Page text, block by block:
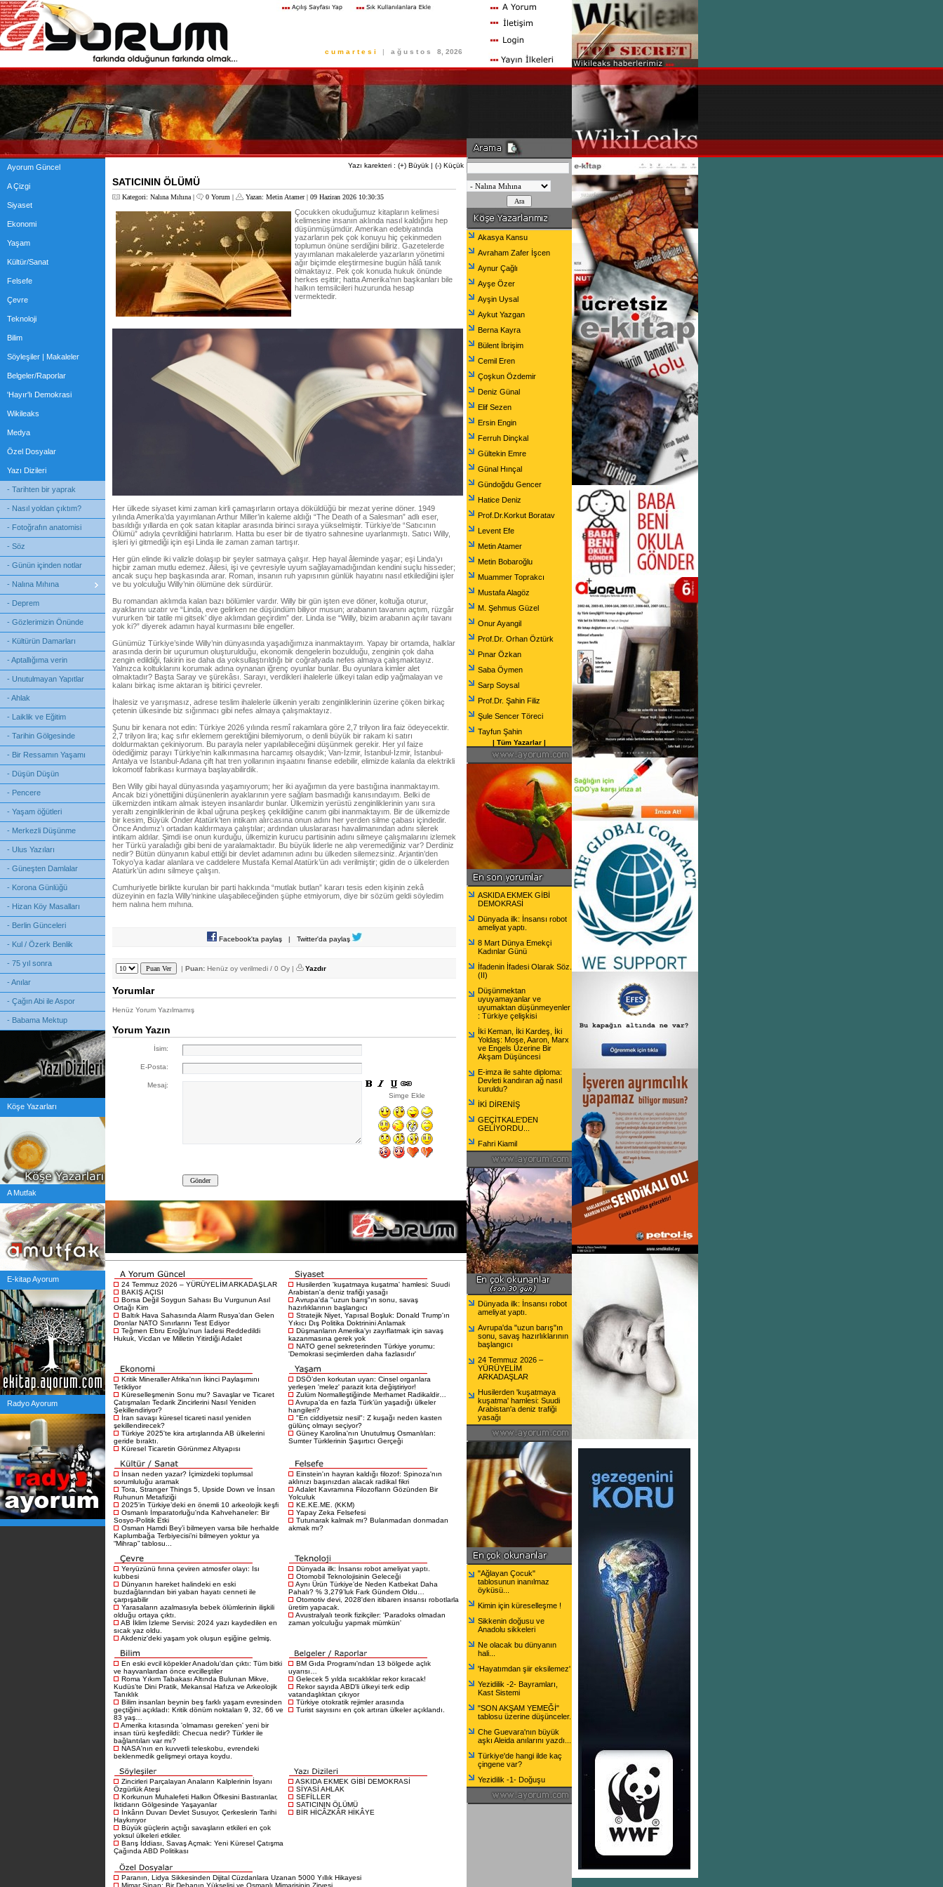
c u m a r t e s i | a ğ u s t o s 8, 2026
Ayorum Güncel
A Çizgi
Siyaset
Ekonomi
Yaşam
Kültür/Sanat
Felsefe
Çevre
Teknoloji
Bilim
Söyleşiler | Makaleler
Belgeler/Raporlar
'Hayır'lı Demokrasi
Wikileaks
Medya
Özel Dosyalar
Yazı Dizileri
- Tarihten bir yaprak
- Nasıl yoldan çıktım?
- Fotoğrafın anatomisi
- Söz
- Günün içinden notlar
- Nalına Mıhına
- Deprem
- Gözlerimizin Önünde
- Kültürün Damarları
- Aptallığıma verin
- Unutulmayan Yapıtlar
- Ahlak
- Laiklik ve Eğitim
- Tarihin Gölgesinde
- Bir Ressamın Yaşamı
- Düşün Düşün
- Pencere
- Yaşam öğütleri
- Merkezli Düşünme
- Ulus Yazıları
- Güneşten Damlalar
- Korona Günlüğü
- Hizan Köy Masalları
- Berlin Günceleri
- Kul / Özerk Benlik
- 75 yıl sonra
- Anılar
- Çağın Abi ile Aspor
- Babama Mektup
Köşe Yazarları
A Mutfak
E-kitap Ayorum
Radyo Ayorum
Yazı karekteri : (+) Büyük | (-) Küçük
SATICININ ÖLÜMÜ
Kategori: Nalına Mıhına | 0 Yorum | Yazan: Metin Atamer| 09 Haziran 2026 10:30:35
Çocukken okuduğumuz kitapların kelimesi
kelimesine insanın aklında nasıl kaldığını hep
düşünmüşümdür. Amerikan edebiyatında
yazarların pek çok konuyu hiç çekinmeden
toplumun önüne serdiğini biliriz. Gazetelerde
yayımlanan makalelerde yazarların yönetimi
ağır biçimde eleştirmesine bugün hâlâ tanık
olmaktayız. Pek çok konuda hukuk önünde
herkes eşittir; hatta Amerika’nın başkanları bile
halkın temsilcileri huzurunda hesap
vermektedir.
Her ülkede siyaset kimi zaman kirli çamaşırların ortaya döküldüğü bir mezat yerine döner. 1949
yılında Amerika’da yayımlanan Arthur Miller’in kaleme aldığı “The Death of a Salesman” adlı eser,
basıldığı yıllarda en çok satan kitaplar arasında birinci sıraya yükselmiştir. Türkiye’de “Satıcının
Ölümü” adıyla çevrildiğini hatırlarım. Hatta bu eser bir de tiyatro sahnesine uyarlanmıştı. Satıcı Willy,
işleri iyi gitmediği için eşi Linda ile zaman zaman tartışır.
Her gün elinde iki valizle dolaşıp bir şeyler satmaya çalışır. Hep hayal âleminde yaşar; eşi Linda’yı
hiçbir zaman mutlu edemez. Ailesi, işi ve çevresiyle uyum sağlayamadığından kendini suçlu hisseder;
ancak suçu hep başkasında arar. Roman, insanın ruh yapısının günlük hayatını nasıl etkilediğini işler
ve bu yolculuğu Willy’nin ölümüne dek sürdürür.
Bu romandan aklımda kalan bazı bölümler vardır. Willy bir gün işten eve döner, koltuğa oturur,
ayaklarını uzatır ve “Linda, eve gelirken ne düşündüm biliyor musun; arabanın tavanını açtım, rüzgâr
vururken ‘bir tatile mi gitsek’ diye aklımdan geçirdim” der. Linda ise “Willy, bizim arabanın açılır tavanı
yok ki?” diyerek adamın hayal kurmasını bile engeller.
Günümüz Türkiye’sinde Willy’nin dünyasında yaşadığımıza inanmaktayım. Yapay bir ortamda, halklar
arasında derin bir uçurumun oluşturulduğu, ekonomik dengelerin bozulduğu, zenginin çok daha
zengin edildiği, fakirin ise daha da yoksullaştırıldığı bir coğrafyada nefes almaya çalışmaktayız.
Yalnızca koltuklarını korumak adına oynanan iğrenç oyunlar bunlar. Bu oyunlara kimler alet
olmaktadır? Başta Saray ve şürekâsı. Sarayı, verdikleri ihalelerle ülkeyi talan edip yağmalayan ve
kalanı birkaç isme aktaran iş bitirici çevreler.
İhalesiz ve yarışmasız, adrese teslim ihalelerle ülkenin yeraltı zenginliklerinin üzerine çöken birkaç
çetenin ülkesinde biz sığınmacı gibi nefes almaya çalışmaktayız.
Şunu bir kenara not edin: Türkiye 2026 yılında resmî rakamlara göre 2,7 trilyon lira faiz ödeyecektir.
2,7 trilyon lira; kaç sıfır eklemem gerektiğini bilemiyorum, o denli büyük bir rakam ki satırı
doldurmaktan çekiniyorum. Bu parayla neler yapılabileceğini düşünmek gerekir. Her yıl faize
ödediğimiz parayı Türkiye’nin kalkınmasına harcamış olsaydık; Van-İzmir, İstanbul-İzmir, İstanbul-
Antalya ve İstanbul-Adana çift hat tren yollarının inşaatını finanse edebilir, elimizde kalanla da elektrikli
lokomotif fabrikası kurmaya başlayabilirdik.
Ben Willy gibi hayal dünyasında yaşamıyorum; her iki ayağımın da yere bastığına inanmaktayım.
Ancak bizi yönettiğini düşünenlerin ayaklarının yere sağlam basmadığı kanısındayım. Belki de
ülkemizden intikam almak isteyen insanlardır bunlar. Ülkemizin yerüstü zenginliklerinin yanı sıra
yeraltı zenginliklerinin de ikbal uğruna peşkeş çekildiğine canım gibi inanmaktayım. Bir de ülkemizde
bir kesim, Büyük Önder Atatürk’ten intikam alırcasına onun adını her yerden silme çabası içindedir.
Önce Andımız’ı ortadan kaldırmaya çalıştılar; ardından uluslararası havalimanından adını silerek
intikam aldılar. Şimdi ise onun kurduğu, ülkemizin kurucu partisinin adını silmeye çalışmalarını izlemek
her Türkü yaraladığı gibi beni de yaralamaktadır. Bu büyük liderle ne alıp veremediğiniz var? Derdiniz
nedir? Bütün dünyanın kabul ettiği bir devlet adamının adını bu ülkeden silemezsiniz. Arjantin’den
Tokyo’ya kadar alanlara ve caddelere Mustafa Kemal Atatürk’ün adı verilmiştir; gidin de o ülkelerden
Atatürk’ün adını silmeye çalışın.
Cumhuriyetle birlikte kurulan bir parti hakkında “mutlak butlan” kararı tesis eden kişinin zekâ
düzeyinin en fazla Willy’ninkine ulaşabileceğinden şüphe etmiyorum, diye bir sözüm geldi söyledim
hem nalına hem mıhına.
Facebook'ta paylaş | Twitter'da paylaş
| Puan: Henüz oy verilmedi / 0 Oy | Yazdır
Yorumlar
Henüz Yorum Yazılmamış
Yorum Yazın
İsim:
E-Posta:
Mesaj:
Simge Ekle
24 Temmuz 2026 – YÜRÜYELİM ARKADAŞLAR
BAKIŞ AÇISI
Borsa Değil Soygun Sahası Bu Vurgunun Asıl
Ortağı Kim
Baltık Hava Sahasında Alarm Rusya’dan Gelen
Dronlar NATO Sınırlarını Test Ediyor
Teğmen Ebru Eroğlu’nun İadesi Reddedildi
Hukuk, Vicdan ve Milletin Yitirdiği Adalet
Husilerden 'kuşatmaya kuşatma' hamlesi: Suudi
Arabistan'a deniz trafiği yasağı
Avrupa'da "uzun barış"ın sonu, savaş
hazırlıklarının başlangıcı
Stratejik Niyet, Yapısal Boşluk: Donald Trump'ın
Yıkıcı Dış Politika Doktrinini Anlamak
Düşmanların Amerika'yı zayıflatmak için savaş
kazanmasına gerek yok
NATO genel sekreterinden Türkiye yorumu:
'Demokrasi seçimlerden daha fazlasıdır'
Kritik Mineraller Afrika'nın İkinci Paylaşımını
Tetikliyor
Küreselleşmenin Sonu mu? Savaşlar ve Ticaret
Çatışmaları Tedarik Zincirlerini Nasıl Yeniden
Şekillendiriyor?
İran savaşı küresel ticareti nasıl yeniden
şekillendirecek?
Türkiye 2025'te kira artışlarında AB ülkelerini
geride bıraktı.
Küresel Ticaretin Görünmez Altyapısı
DSÖ’den korkutan uyarı: Cinsel organlara
yerleşen 'melez' parazit kıta değiştiriyor!
Zulüm Normalleştiğinde Merhamet Radikaldir…
Avrupa’da en fazla Türk’ün yaşadığı ülkeler
hangileri?
"En ciddiyetsiz nesil": Z kuşağı neden kasten
gülünç olmayı seçiyor?
Güney Karolina'nın Unutulmuş Osmanlıları:
Sumter Türklerinin Şaşırtıcı Gerçeği
İnsan neden yazar? İçimizdeki toplumsal
sorumluluğu aramak
Tora, Stranger Things 5, Upside Down ve İnsan
Ruhunun Metafiziği
2025'in Türkiye’deki en önemli 10 arkeolojik keşfi
Osmanlı İmparatorluğu'nda Kahvehaneler: Bir
Sosyo-Politik Etki
Osman Hamdi Bey’i bilmeyen varsa bile herhalde
Kaplumbağa Terbiyecisi’ni bilmeyen yoktur ya
“Mihrap” tablosu...
Einstein'ın hayran kaldığı filozof: Spinoza'nın
aklınızı başınızdan alacak radikal fikri
Adalet Kavramına Filozofların Gözünden Bir
Yolculuk
KE.KE.ME. (KKM)
Yapay Zeka Felsefesi
Tutunarak kalmak mı? Bulanmadan donmadan
akmak mı?
Yeryüzünü fırına çeviren atmosfer olayı: Isı
kubbesi
Dünyanın hareket halindeki en eski
buzdağlarından biri yaban hayatı cenneti ile
çarpışabilir
Yarasaların azalmasıyla bebek ölümlerinin ilişkili
olduğu ortaya çıktı.
AB İklim İzleme Servisi: 2024 yazı kaydedilen en
sıcak yaz oldu.
Akdeniz'deki yaşam yok oluşun eşiğine gelmiş.
Dünyada ilk: İnsansı robot ameliyat yaptı.
Otomobil Teknolojisinin Geleceği
Aynı Ürün Türkiye’de Neden Katbekat Daha
Pahalı? % 3,279’luk Fark Gündem Oldu…
Otomotiv devi, 2028'den itibaren insansı robotlarla
üretim yapacak.
Avustralyalı teorik fizikçiler: 'Paradoks olmadan
zaman yolculuğu yapmak mümkün'
En eski evcil köpekler Anadolu'dan çıktı: Tüm bitki
ve hayvanlardan önce evcilleştiler
Roma Yıkım Tabakası Altında Bulunan Mikve,
Kudüs’te Dini Pratik, Mekansal Hafıza ve Arkeolojik
Tanıklık
Bilim insanları beynin beş farklı yaşam evresinden
geçtiğini açıkladı: Kritik dönüm noktaları 9, 32, 66 ve
83 yaş…
Amerika kıtasında 'olmaması gereken' yeni bir
insan türü keşfedildi: Checua nedir? Türkler ile
bağlantıları var mı?
NASA'nın en kuvvetli teleskobu, evrendeki
beklenmedik gelişmeyi ortaya koydu.
BM Gıda Programı'ndan 13 bölgede açlık
uyarısı…
Gelecek 5 yılda sıcaklıklar rekor kıracak!
Rekor sayıda ABD'li ülkeyi terk edip
vatandaşlıktan çıkıyor
Türkiye otokratik rejimler arasında
Turist sayısını en çok artıran ülkeler açıklandı.
Zincirleri Parçalayan Anaların Kalplerinin İsyanı
Özgürlük Ateşi
Korkunun Muhalefeti Halkın Öfkesini Bastıranlar,
İktidarın Gölgesinde Yaşayanlar
İnkârın Duvarı Devlet Susuyor, Çerkeslerin Tarihi
Haykırıyor
Büyük güçlerin açtığı savaşların etkileri en çok
yoksul ülkeleri etkiler.
Barış İddiası, Savaş Açmak: Yeni Küresel Çatışma
Çağında ABD Politikası
ASKIDA EKMEK GİBİ DEMOKRASİ
SİYASİ AHLAK
SEFİLLER
SATICININ ÖLÜMÜ
BİR HİCÂZKÂR HİKÂYE
Paranın, Lidya Sikkesinden Dijital Cüzdanlara Uzanan 5000 Yıllık Hikayesi
Mimar Sinan: Bir Dehanın Yükselişi ve Osmanlı Mimarisinin Zirvesi
Akasya Kansu
Avraham Zafer İşcen
Aynur Çağlı
Ayşe Özer
Ayşin Uysal
Aykut Yazgan
Berna Kayra
Bülent İbrişim
Cemil Eren
Çoşkun Özdemir
Deniz Günal
Elif Sezen
Ersin Engin
Ferruh Dinçkal
Gültekin Emre
Günal Hınçal
Gündoğdu Gencer
Hatice Deniz
Prof.Dr.Korkut Boratav
Levent Efe
Metin Atamer
Metin Bobaroğlu
Muammer Toprakcı
Mustafa Alagöz
M. Şehmus Güzel
Onur Ayangil
Prof.Dr. Orhan Öztürk
Pınar Özkan
Saba Öymen
Sarp Soysal
Prof.Dr. Şahin Filiz
Şule Sencer Töreci
Tayfun Şahin
| Tüm Yazarlar |
ASKIDA EKMEK GİBİ
DEMOKRASİ
Dünyada ilk: İnsansı robot
ameliyat yaptı.
8 Mart Dünya Emekçi
Kadınlar Günü
İfadenin İfadesi Olarak Söz.
(II)
Düşünmektan
uyuyamayanlar ve
uyumaktan düşünmeyenler
: Türkiye çelişkisi
İki Keman, İki Kardeş, İki
Yoldaş: Moşe, Aaron, Marx
ve Engels Üzerine Bir
Akşam Düşüncesi
E-imza ile sahte diploma:
Devleti kandıran ağ nasıl
kuruldu?
İKİ DİRENİŞ
GEÇİTKALE'DEN
GELİYORDU...
Fahri Kiamil
Dünyada ilk: İnsansı robot
ameliyat yaptı.
Avrupa'da "uzun barış"ın
sonu, savaş hazırlıklarının
başlangıcı
24 Temmuz 2026 –
YÜRÜYELİM
ARKADAŞLAR
Husilerden 'kuşatmaya
kuşatma' hamlesi: Suudi
Arabistan'a deniz trafiği
yasağı
"Ağlayan Çocuk"
tablosunun inanılmaz
öyküsü...
Kimin için küreselleşme !
Sikkenin doğusu ve
Anadolu sikkeleri
Ne olacak bu dünyanın
hali...
'Hayatımdan şiir eksilemez'
Yezidilik -2- Bayramları,
Kast Sistemi
"SON AKŞAM YEMEĞİ"
tablosu üzerine düşünceler.
Che Guevara'nın büyük
aşkı Aleida anılarını yazdı...
Türkiye'de hangi ilde kaç
çingene var?
Yezidilik -1- Doğuşu